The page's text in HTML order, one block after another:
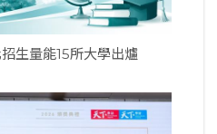
生量能15所大學出爐